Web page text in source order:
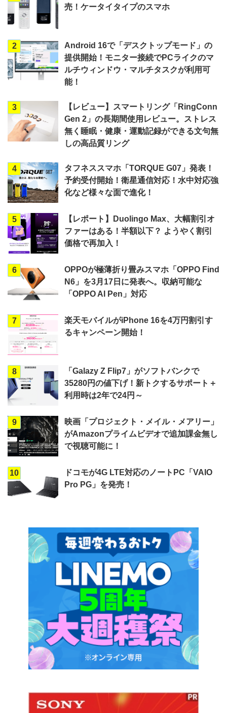
売！ケータイタイプのスマホ
2
Android 16で「デスクトップモード」の
提供開始！モニター接続でPCライクのマ
ルチウィンドウ・マルチタスクが利用可
能！
3
【レビュー】スマートリング「RingConn
Gen 2」の長期間使用レビュー。ストレス
無く睡眠・健康・運動記録ができる文句無
しの高品質リング
4
タフネススマホ「TORQUE G07」発表！
予約受付開始！衛星通信対応！水中対応強
化など様々な面で進化！
5
【レポート】Duolingo Max、大幅割引オ
ファーはある！半額以下？ ようやく割引
価格で再加入！
6
OPPOが極薄折り畳みスマホ「OPPO Find
N6」を3月17日に発表へ。収納可能な
「OPPO AI Pen」対応
7
楽天モバイルがiPhone 16を4万円割引す
るキャンペーン開始！
8
「Galazy Z Flip7」がソフトバンクで
35280円の値下げ！新トクするサポート＋
利用時は2年で24円～
9
映画「プロジェクト・メイル・メアリー」
がAmazonプライムビデオで追加課金無し
で視聴可能に！
10
ドコモが4G LTE対応のノートPC「VAIO
Pro PG」を発売！